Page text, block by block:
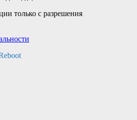
только с разрешения